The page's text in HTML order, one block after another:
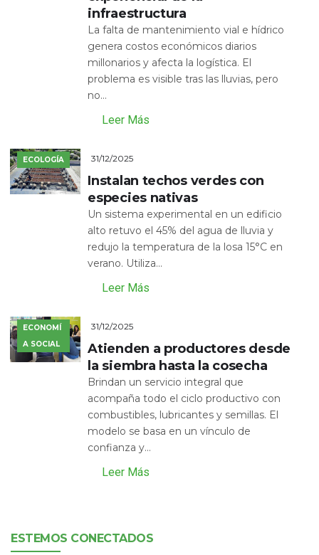
infraestructura
La falta de mantenimiento vial e hídrico
genera costos económicos diarios
millonarios y afecta la logística. El
problema es visible tras las lluvias, pero
no...
Leer Más
ECOLOGÍA 31/12/2025
Instalan techos verdes con
especies nativas
Un sistema experimental en un edificio
alto retuvo el 45% del agua de lluvia y
redujo la temperatura de la losa 15°C en
verano. Utiliza...
Leer Más
ECONOMÍ
A SOCIAL
31/12/2025
Atienden a productores desde
la siembra hasta la cosecha
Brindan un servicio integral que
acompaña todo el ciclo productivo con
combustibles, lubricantes y semillas. El
modelo se basa en un vínculo de
confianza y...
Leer Más
ESTEMOS CONECTADOS